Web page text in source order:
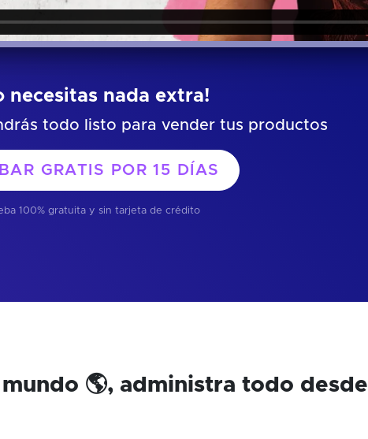
necesitas nada extra!
todo listo para vender tus productos
GRATIS POR15 DÍAS
100% gratuita y sin tarjeta de crédito
🌎, administra todo desde